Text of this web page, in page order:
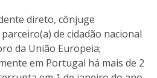
direto, cônjuge
de cidadão nacional
da União Europeia;
em Portugal há mais de 2